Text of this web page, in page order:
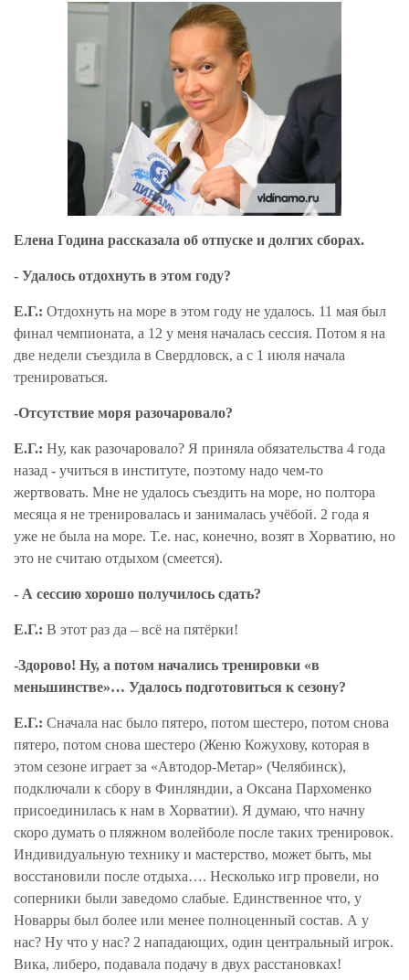
Елена Година рассказала об отпуске и долгих сборах.
- Удалось отдохнуть в этом году?
Е.Г.: Отдохнуть на море в этом году не удалось. 11 мая был
финал чемпионата, а 12 у меня началась сессия. Потом я на
две недели съездила в Свердловск, а с 1 июля начала
тренироваться.
-Отсутствие моря разочаровало?
Е.Г.: Ну, как разочаровало? Я приняла обязательства 4 года
назад - учиться в институте, поэтому надо чем-то
жертвовать. Мне не удалось съездить на море, но полтора
месяца я не тренировалась и занималась учёбой. 2 года я
уже не была на море. Т.е. нас, конечно, возят в Хорватию, но
это не считаю отдыхом (смеется).
- А сессию хорошо получилось сдать?
Е.Г.: В этот раз да – всё на пятёрки!
-Здорово! Ну, а потом начались тренировки «в
меньшинстве»… Удалось подготовиться к сезону?
Е.Г.: Сначала нас было пятеро, потом шестеро, потом снова
пятеро, потом снова шестеро (Женю Кожухову, которая в
этом сезоне играет за «Автодор-Метар» (Челябинск),
подключали к сбору в Финляндии, а Оксана Пархоменко
присоединилась к нам в Хорватии). Я думаю, что начну
скоро думать о пляжном волейболе после таких тренировок.
Индивидуальную технику и мастерство, может быть, мы
восстановили после отдыха…. Несколько игр провели, но
соперники были заведомо слабые. Единственное что, у
Новарры был более или менее полноценный состав. А у
нас? Ну что у нас? 2 нападающих, один центральный игрок.
Вика, либеро, подавала подачу в двух расстановках!